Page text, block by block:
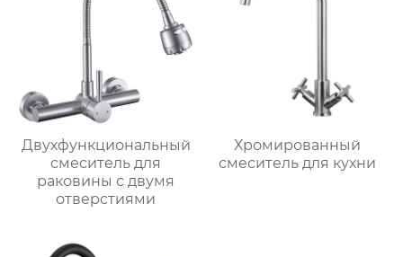
Двухфункциональный
смеситель для
раковины с двумя
отверстиями
Хромированный
смеситель для кухни